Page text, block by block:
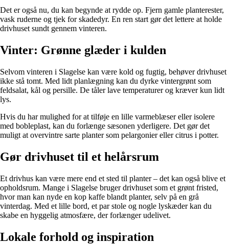
Det er også nu, du kan begynde at rydde op. Fjern gamle planterester,
vask ruderne og tjek for skadedyr. En ren start gør det lettere at holde
drivhuset sundt gennem vinteren.
Vinter: Grønne glæder i kulden
Selvom vinteren i Slagelse kan være kold og fugtig, behøver drivhuset
ikke stå tomt. Med lidt planlægning kan du dyrke vintergrønt som
feldsalat, kål og persille. De tåler lave temperaturer og kræver kun lidt
lys.
Hvis du har mulighed for at tilføje en lille varmeblæser eller isolere
med bobleplast, kan du forlænge sæsonen yderligere. Det gør det
muligt at overvintre sarte planter som pelargonier eller citrus i potter.
Gør drivhuset til et helårsrum
Et drivhus kan være mere end et sted til planter – det kan også blive et
opholdsrum. Mange i Slagelse bruger drivhuset som et grønt fristed,
hvor man kan nyde en kop kaffe blandt planter, selv på en grå
vinterdag. Med et lille bord, et par stole og nogle lyskæder kan du
skabe en hyggelig atmosfære, der forlænger udelivet.
Lokale forhold og inspiration